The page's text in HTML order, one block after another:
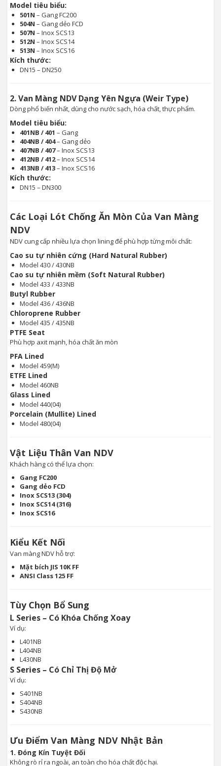
Model tiêu biểu:
501N – Gang FC200
504N – Gang dẻo FCD
507N – Inox SCS13
512N – Inox SCS14
513N – Inox SCS16
Kích thước:
DN15 – DN250
2. Van Màng NDV Dạng Yên Ngựa (Weir Type)
Dòng phổ biến nhất, dùng cho nước sạch, hóa chất, thực phẩm.
Model tiêu biểu:
401NB / 401 – Gang
404NB / 404– Gang dẻo
407NB / 407– Inox SCS13
412NB / 412– Inox SCS14
413NB / 413– Inox SCS16
Kích thước:
DN15 – DN300
Các Loại Lót Chống Ăn Mòn Của Van Màng
NDV
NDV cung cấp nhiều lựa chọn lining để phù hợp từng môi chất:
Cao su tự nhiên cứng (Hard Natural Rubber)
Model 430 / 430NB
Cao su tự nhiên mềm (Soft Natural Rubber)
Model 433 / 433NB
Butyl Rubber
Model 436 / 436NB
Chloroprene Rubber
Model 435 / 435NB
PTFE Seat
Phù hợp axit mạnh, hóa chất ăn mòn
PFA Lined
Model 459(M)
ETFE Lined
Model 460NB
Glass Lined
Model 440(04)
Porcelain (Mullite) Lined
Model 480(04)
Vật Liệu Thân Van NDV
Khách hàng có thể lựa chọn:
Gang FC200
Gang dẻo FCD
Inox SCS13 (304)
Inox SCS14 (316)
Inox SCS16
Kiểu Kết Nối
Van màng NDV hỗ trợ:
Mặt bích JIS 10K FF
ANSI Class 125 FF
Tùy Chọn Bổ Sung
L Series – Có Khóa Chống Xoay
Ví dụ:
L401NB
L404NB
L430NB
S Series – Có Chỉ Thị Độ Mở
Ví dụ:
S401NB
S404NB
S430NB
Ưu Điểm Van Màng NDV Nhật Bản
1. Đóng Kín Tuyệt Đối
Không rò rỉ ra ngoài, an toàn cho hóa chất độc hại.